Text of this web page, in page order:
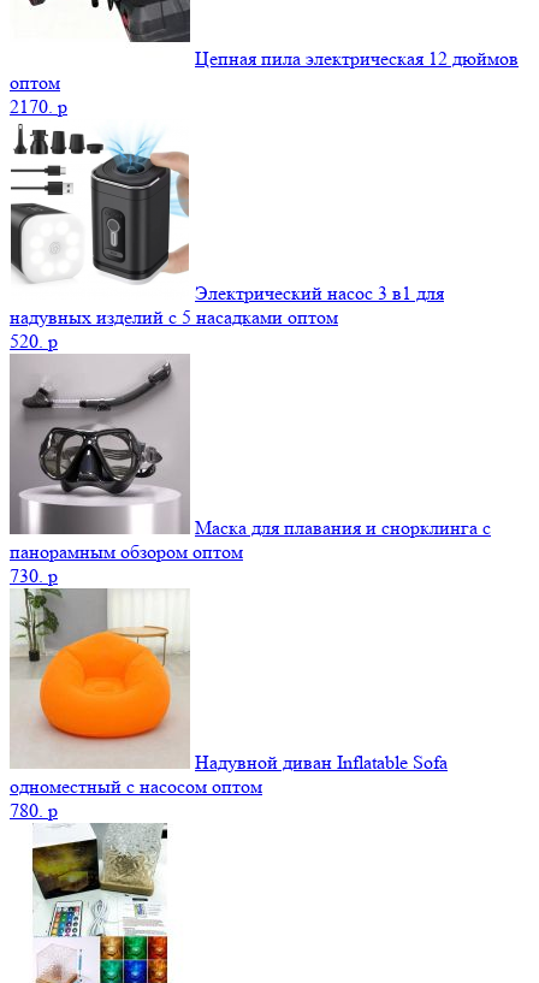
Цепная пила электрическая 12 дюймов
оптом
2170. p
Электрический насос 3 в1 для
надувных изделий с 5 насадками оптом
520. p
Маска для плавания и снорклинга с
панорамным обзором оптом
730. p
Надувной диван Inflatable Sofa
одноместный с насосом оптом
780. p